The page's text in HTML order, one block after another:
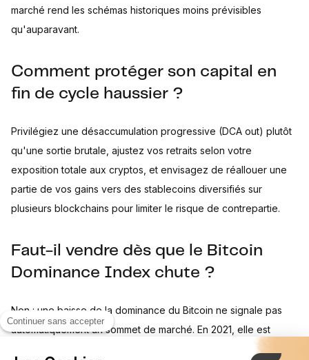
Continuer sans accepter
marché rend les schémas historiques moins prévisibles
qu'auparavant.
Comment protéger son capital en
fin de cycle haussier ?
Privilégiez une désaccumulation progressive (DCA out) plutôt
qu'une sortie brutale, ajustez vos retraits selon votre
exposition totale aux cryptos, et envisagez de réallouer une
partie de vos gains vers des stablecoins diversifiés sur
plusieurs blockchains pour limiter le risque de contrepartie.
Faut-il vendre dès que le Bitcoin
Dominance Index chute ?
Non : une baisse de la dominance du Bitcoin ne signale pas
automatiquement un sommet de marché. En 2021, elle est
tombée sous 40 % dès mai sans que le marché n'atteigne son